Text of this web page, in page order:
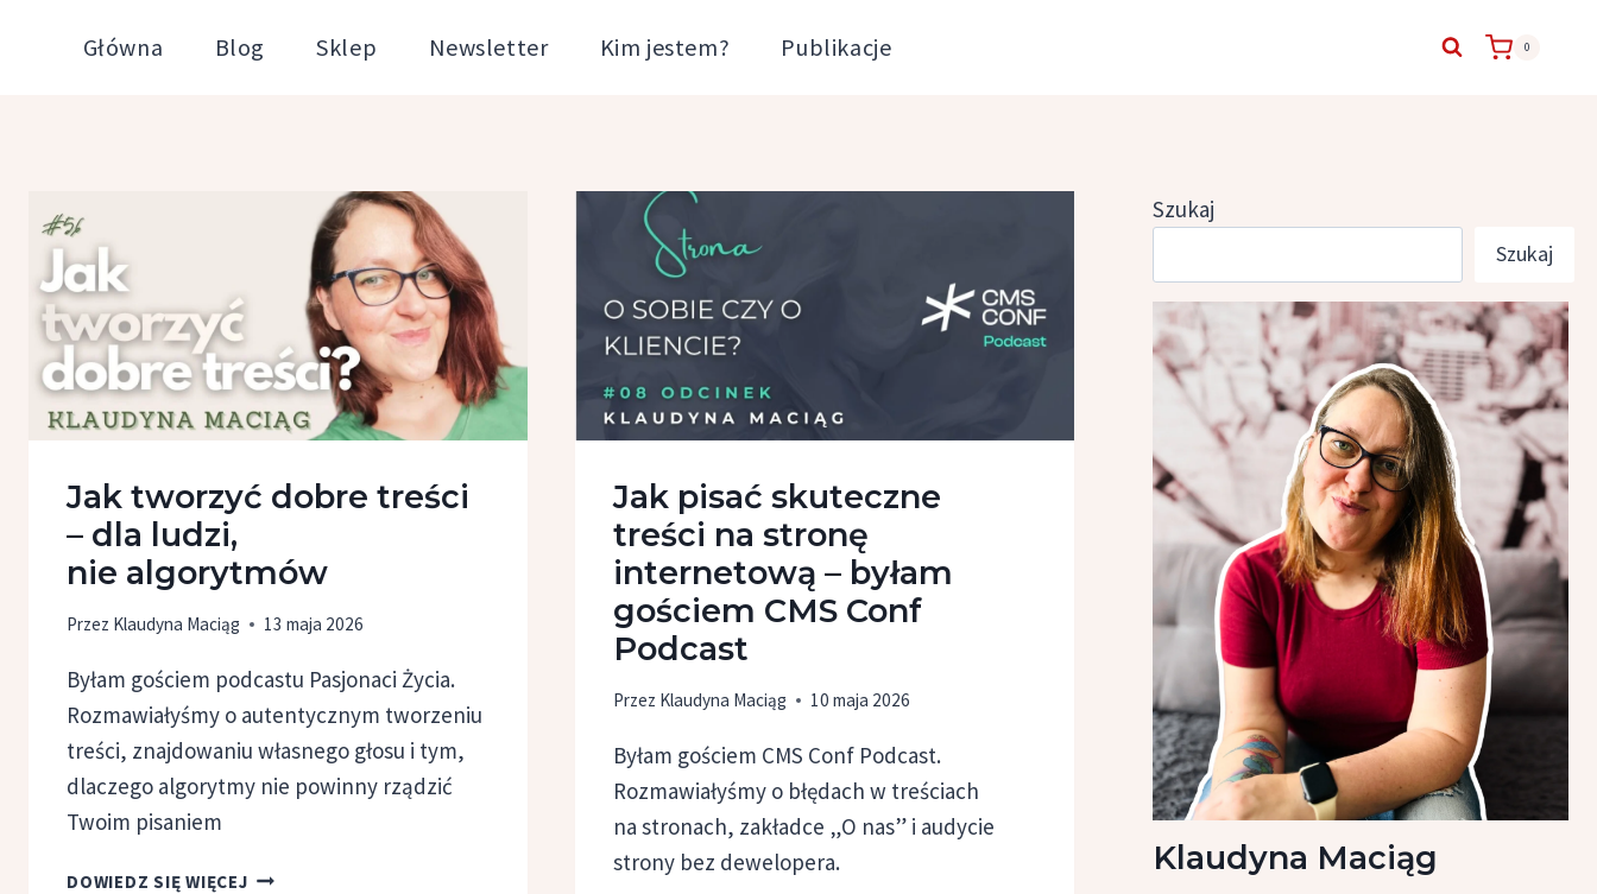
Główna Blog Sklep Newsletter Kim jestem? Publikacje 0
Jak tworzyć dobre treści
– dla ludzi,
nie algorytmów
Przez Klaudyna Maciąg 13 maja 2026
Byłam gościem podcastu Pasjonaci Życia.
Rozmawiałyśmy o autentycznym tworzeniu
treści, znajdowaniu własnego głosu i tym,
dlaczego algorytmy nie powinny rządzić
Twoim pisaniem
DOWIEDZ SIĘ WIĘCEJJAK
Jak pisać skuteczne
treści na stronę
internetową – byłam
gościem CMS Conf
Podcast
Przez Klaudyna Maciąg 10 maja 2026
Byłam gościem CMS Conf Podcast.
Rozmawiałyśmy o błędach w treściach
na stronach, zakładce „O nas” i audycie
strony bez dewelopera.
Szukaj
Szukaj
Klaudyna Maciąg